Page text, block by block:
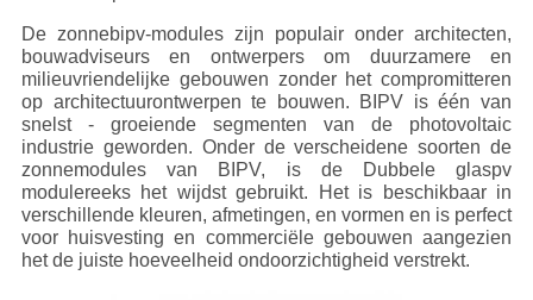
De zonnebipv-modules zijn populair onder architecten,
bouwadviseurs en ontwerpers om duurzamere en
milieuvriendelijke gebouwen zonder het compromitteren
op architectuurontwerpen te bouwen. BIPV is één van
snelst - groeiende segmenten van de photovoltaic
industrie geworden. Onder de verscheidene soorten de
zonnemodules van BIPV, is de Dubbele glaspv
modulereeks het wijdst gebruikt. Het is beschikbaar in
verschillende kleuren, afmetingen, en vormen en is perfect
voor huisvesting en commerciële gebouwen aangezien
het de juiste hoeveelheid ondoorzichtigheid verstrekt.